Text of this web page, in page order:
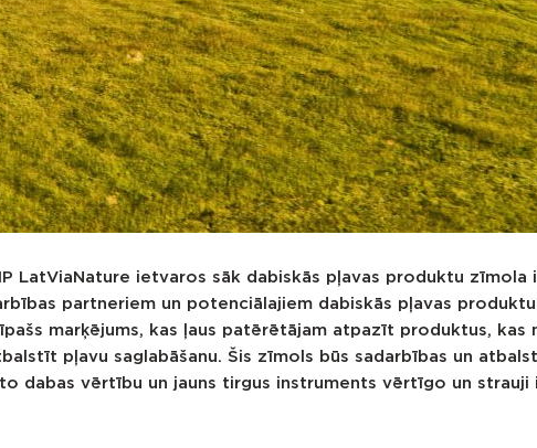
LatViaNature ietvaros sāk dabiskās pļavas produktu zīmola
partneriem un potenciālajiem dabiskās pļavas
marķējums, kas ļaus patērētājam atpazīt produktus, kas
pļavu saglabāšanu. Šis zīmols būs sadarbības un
dabas vērtību un jauns tirgus instruments vērtīgo un strauji